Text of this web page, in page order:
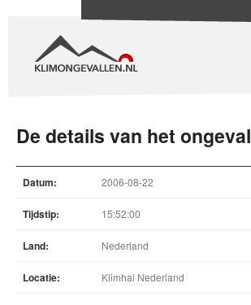
De details van het ongeval
Datum: 2006-08-22
Tijdstip: 15:52:00
Land: Nederland
Locatie: Klimhal Nederland